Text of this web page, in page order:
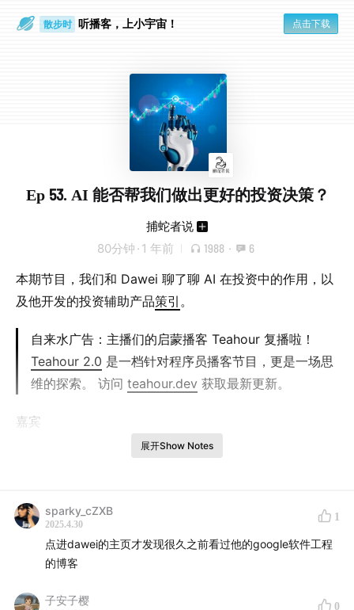
散步时 听播客，上小宇宙！ 点击下载
Ep 53. AI 能否帮我们做出更好的投资决策？
捕蛇者说
80分钟 · 1 年前 1988 · 6
本期节目，我们和 Dawei 聊了聊 AI 在投资中的作用，以
及他开发的投资辅助产品策引 。
自来水广告：主播们的启蒙播客 Teahour 复播啦！
Teahour 2.0 是一档针对程序员播客节目，更是一场思
维的探索。 访问 teahour.dev 获取最新更新。
嘉宾
laike9m
laixintao
章节
展开Show Notes
sparky_cZXB
2025.4.30
1
点进dawei的主页才发现很久之前看过他的google软件工程
的博客
子安子樱 0